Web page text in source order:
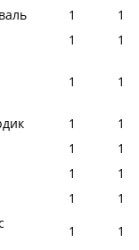
1
1
1
1
1 1
1
1
1
1
1
1
1
1
1
1